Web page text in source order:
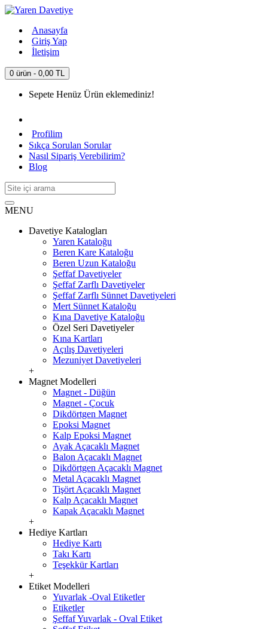
Anasayfa
Giriş Yap
İletişim
0 ürün - 0,00 TL
Sepete Henüz Ürün eklemediniz!
Profilim
Sıkça Sorulan Sorular
Nasıl Sipariş Verebilirim?
Blog
MENU
Davetiye Katalogları
Yaren Kataloğu
Beren Kare Kataloğu
Beren Uzun Kataloğu
Şeffaf Davetiyeler
Şeffaf Zarflı Davetiyeler
Şeffaf Zarflı Sünnet Davetiyeleri
Mert Sünnet Kataloğu
Kına Davetiye Kataloğu
Özel Seri Davetiyeler
Kına Kartları
Açılış Davetiyeleri
Mezuniyet Davetiyeleri
+
Magnet Modelleri
Magnet - Düğün
Magnet - Çocuk
Dikdörtgen Magnet
Epoksi Magnet
Kalp Epoksi Magnet
Ayak Açacaklı Magnet
Balon Açacaklı Magnet
Dikdörtgen Açacaklı Magnet
Metal Açacaklı Magnet
Tişört Açacaklı Magnet
Kalp Açacaklı Magnet
Kapak Açacaklı Magnet
+
Hediye Kartları
Hediye Kartı
Takı Kartı
Teşekkür Kartları
+
Etiket Modelleri
Yuvarlak -Oval Etiketler
Etiketler
Şeffaf Yuvarlak - Oval Etiket